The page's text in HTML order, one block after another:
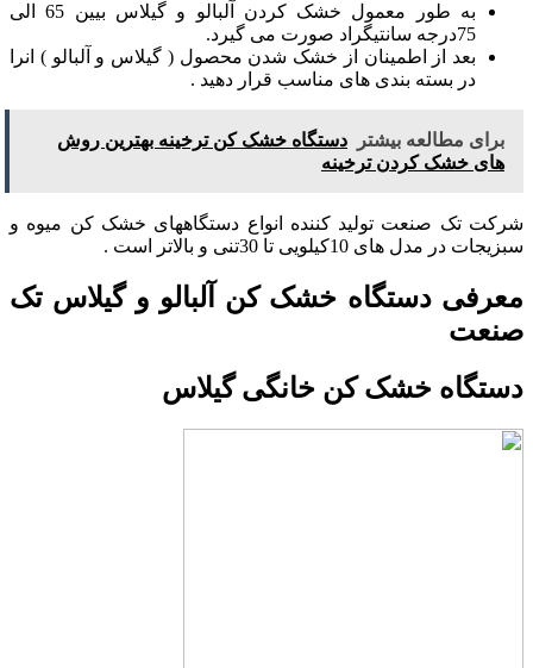
به طور معمول خشک کردن آلبالو و گیلاس بیین 65 الی
75درجه سانتیگراد صورت می گیرد.
بعد از اطمینان از خشک شدن محصول ( گیلاس و آلبالو ) انرا
در بسته بندی های مناسب قرار دهید .
برای مطالعه بیشتر
دستگاه خشک کن ترخینه بهترین روش
های خشک کردن ترخینه
شرکت تک صنعت تولید کننده انواع دستگاههای خشک کن میوه و
سبزیجات در مدل های 10کیلویی تا 30تنی و بالاتر است .
معرفی دستگاه خشک کن آلبالو و گیلاس تک
صنعت
دستگاه خشک کن خانگی گیلاس